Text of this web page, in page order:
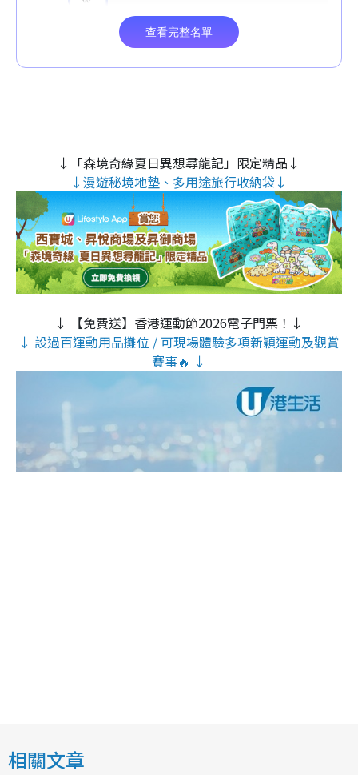
↓「森境奇緣夏日異想尋龍記」限定精品↓
↓漫遊秘境地墊、多用途旅行收納袋↓
↓ 【免費送】香港運動節2026電子門票！↓
↓ 設過百運動用品攤位 / 可現場體驗多項新穎運動及觀賞
賽事🔥 ↓
相關文章